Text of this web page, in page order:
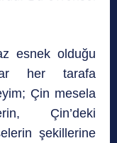
esnek olduğu
her tarafa
Çin mesela
Çin’deki
şekillerine